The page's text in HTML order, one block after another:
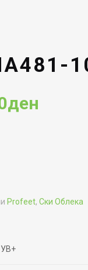
ден
Profeet, Ски Облека